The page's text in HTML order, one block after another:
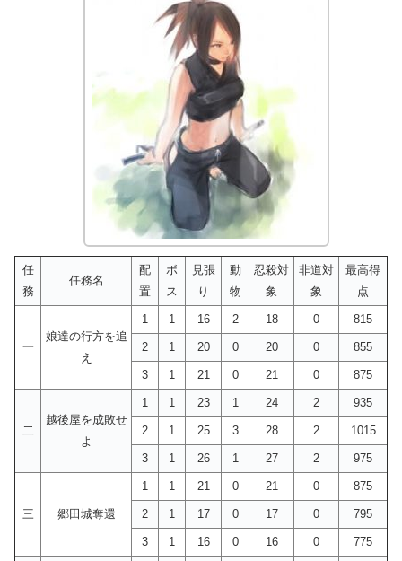
任
務
任務名
配
置
ボ
ス
見張
り
動
物
忍殺対
象
非道対
象
最高得
点
一
娘達の行方を追
え
1 1 16 2 18 0 815
2 1 20 0 20 0 855
3 1 21 0 21 0 875
二
越後屋を成敗せ
よ
1 1 23 1 24 2 935
2 1 25 3 28 2 1015
3 1 26 1 27 2 975
三 郷田城奪還
1 1 21 0 21 0 875
2 1 17 0 17 0 795
3 1 16 0 16 0 775